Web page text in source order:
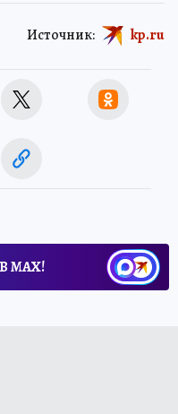
Источник: kp.ru
МАХ!